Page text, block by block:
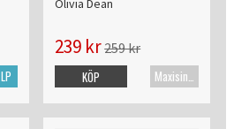
LP
Olivia Dean
239 kr259 kr
KÖP